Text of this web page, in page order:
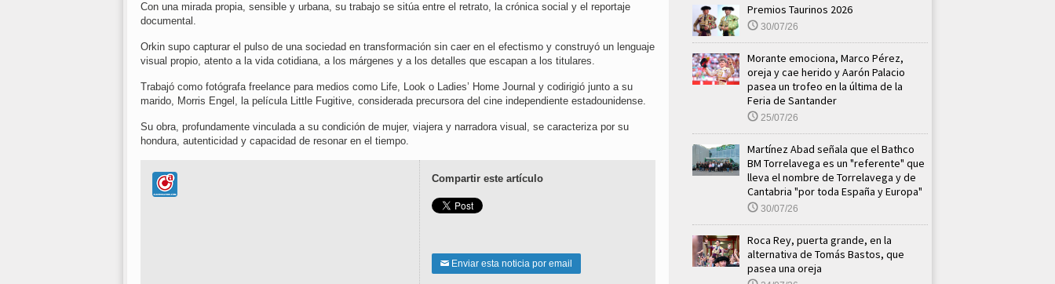
Con una mirada propia, sensible y urbana, su trabajo se sitúa entre el retrato, la crónica social y el reportaje
documental.
Orkin supo capturar el pulso de una sociedad en transformación sin caer en el efectismo y construyó un lenguaje
visual propio, atento a la vida cotidiana, a los márgenes y a los detalles que escapan a los titulares.
Trabajó como fotógrafa freelance para medios como Life, Look o Ladies’ Home Journal y codirigió junto a su
marido, Morris Engel, la película Little Fugitive, considerada precursora del cine independiente estadounidense.
Su obra, profundamente vinculada a su condición de mujer, viajera y narradora visual, se caracteriza por su
hondura, autenticidad y capacidad de resonar en el tiempo.
Compartir este artículo
✉ Enviar esta noticia por email
Premios Taurinos 2026
30/07/26
Morante emociona, Marco Pérez,
oreja y cae herido y Aarón Palacio
pasea un trofeo en la última de la
Feria de Santander
25/07/26
Martínez Abad señala que el Bathco
BM Torrelavega es un "referente" que
lleva el nombre de Torrelavega y de
Cantabria "por toda España y Europa"
30/07/26
Roca Rey, puerta grande, en la
alternativa de Tomás Bastos, que
pasea una oreja